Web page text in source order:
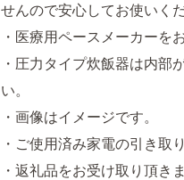
せんので安心してお使いくだ
・医療用ペースメーカーを
・圧力タイプ炊飯器は内部
い。
・画像はイメージです。
・ご使用済み家電の引き取
・返礼品をお受け取り頂き